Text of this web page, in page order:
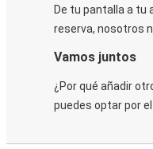
De tu pantalla a tu
reserva, nosotros
Vamos juntos
¿Por qué añadir
puedes optar por